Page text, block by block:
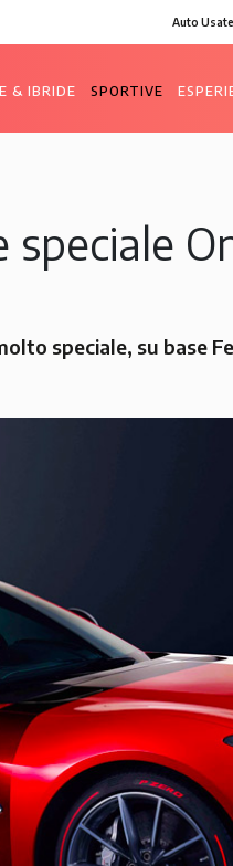
speciale
speciale, su base
Auto Usate
& IBRIDE SPORTIVE